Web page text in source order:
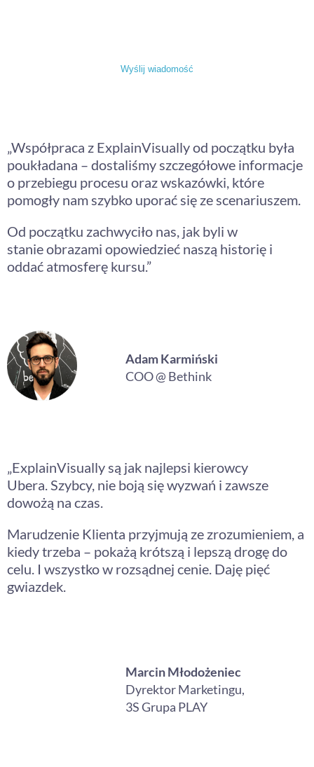
Wyślij wiadomość
„Współpraca z ExplainVisually od początku była
poukładana – dostaliśmy szczegółowe informacje
o przebiegu procesu oraz wskazówki, które
pomogły nam szybko uporać się ze scenariuszem.
Od początku zachwyciło nas, jak byli w
stanie obrazami opowiedzieć naszą historię i
oddać atmosferę kursu.”
Adam Karmiński
COO @ Bethink
„ExplainVisually są jak najlepsi kierowcy
Ubera. Szybcy, nie boją się wyzwań i zawsze
dowożą na czas.
Marudzenie Klienta przyjmują ze zrozumieniem, a
kiedy trzeba – pokażą krótszą i lepszą drogę do
celu. I wszystko w rozsądnej cenie. Daję pięć
gwiazdek.
Marcin Młodożeniec
Dyrektor Marketingu,
3S Grupa PLAY